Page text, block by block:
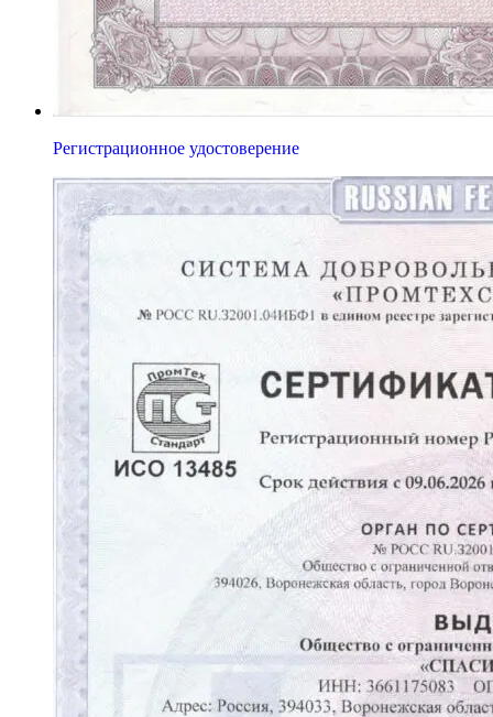
Регистрационное удостоверение